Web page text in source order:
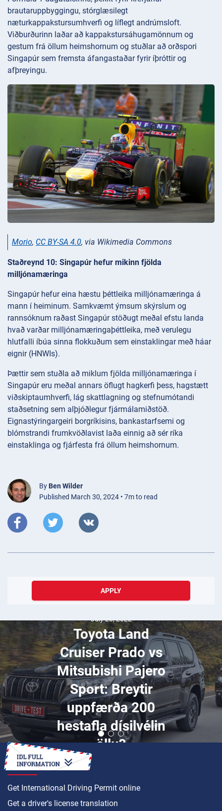
brautaruppbyggingu, stórglæsilegt
næturkappakstursumhverfi og líflegt andrúmsloft.
Viðburðurinn laðar að kappakstursáhugamönnum og
gestum frá öllum heimshornum og stuðlar að orðspori
Singapúr sem fremsta áfangastaðar fyrir íþróttir og
afþreyingu.
Morio, CC BY-SA 4.0, via Wikimedia Commons
Staðreynd 10: Singapúr hefur mikinn fjölda
milljónamæringa
Singapúr hefur eina hæstu þéttleika milljónamæringa á
mann í heiminum. Samkvæmt ýmsum skýrslum og
rannsóknum raðast Singapúr stöðugt meðal efstu landa
hvað varðar milljónamæringaþéttleika, með verulegu
hlutfalli íbúa sinna flokkuðum sem einstaklingar með háar
eignir (HNWIs).
Þættir sem stuðla að miklum fjölda milljónamæringa í
Singapúr eru meðal annars öflugt hagkerfi þess, hagstætt
viðskiptaumhverfi, lág skattlagning og stefnumótandi
staðsetning sem alþjóðlegur fjármálamiðstöð.
Eignastýringargeiri borgríkisins, bankastarfsemi og
blómstrandi frumkvöðlavist laða einnig að sér ríka
einstaklinga og fjárfesta frá öllum heimshornum.
By Ben Wilder
Published March 30, 2024 • 7m to read
APPLY
July 28, 2022
Toyota Land
Cruiser Prado vs
Mitsubishi Pajero
Sport: Breytir
uppfærða 200
hestafla dísilvélin
öllu?
HOW TO
Get International Driving Permit online
Get a driver's license translation